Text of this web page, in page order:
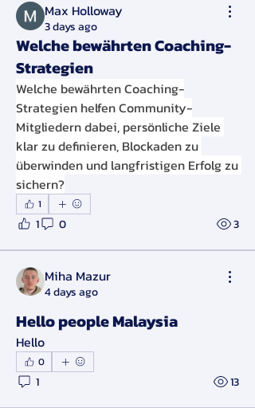
Max Holloway
3 days ago
Welche bewährten Coaching-
Strategien
Welche bewährten Coaching-
Strategien helfen Community-
Mitgliedern dabei, persönliche Ziele
klar zu definieren, Blockaden zu
überwinden und langfristigen Erfolg zu
sichern?
1
1 0 3
Miha Mazur
4 days ago
Hello people Malaysia
Hello
0
1 13